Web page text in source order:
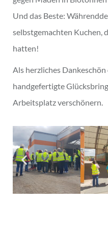
Und das Beste:
selbstgemachten Kuchen,
hatten!
Als herzliches
handgefertigte
Arbeitsplatz verschönern.